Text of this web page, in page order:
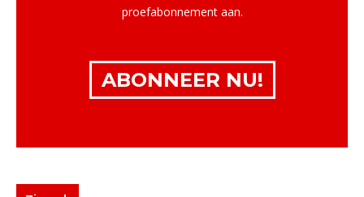
proefabonnement aan.
ABONNEER NU!